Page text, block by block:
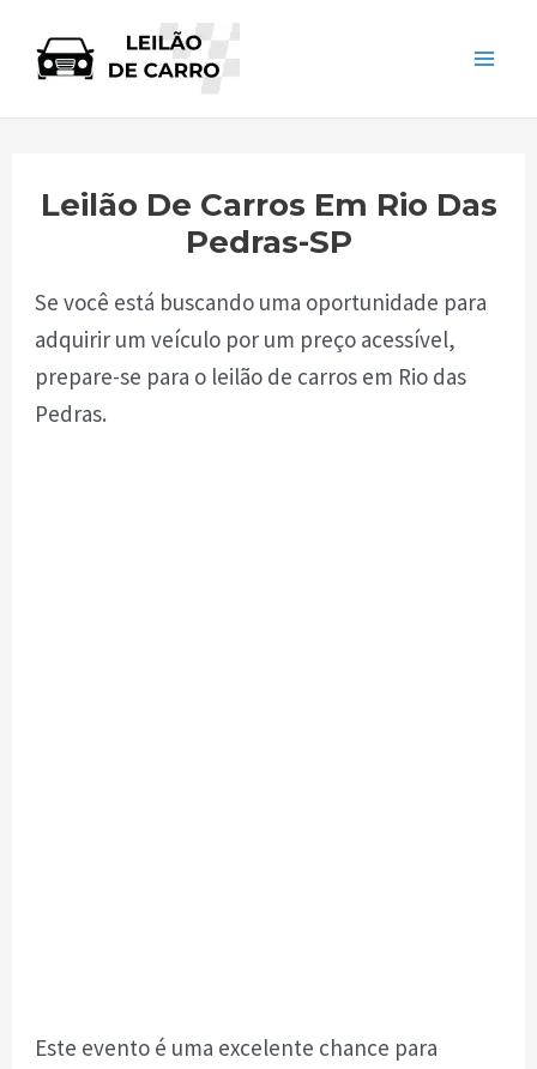
Leilão De Carros Em Rio Das
Pedras-SP
Se você está buscando uma oportunidade para
adquirir um veículo por um preço acessível,
prepare-se para o leilão de carros em Rio das
Pedras.
Este evento é uma excelente chance para